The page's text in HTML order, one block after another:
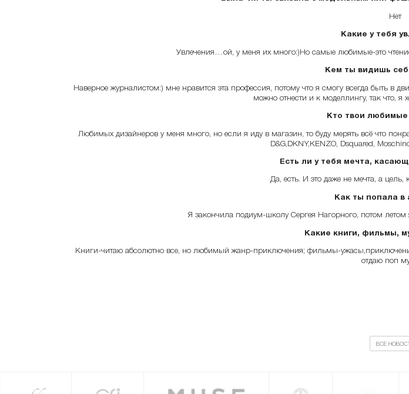
Нет
Какие у тебя
Увлечения…ой, у меня их много:)Но самые любимые-это
Кем ты видишь
Наверное журналистом:) мне нравится эта профессия, потому что я смогу всегда быть в
можно отнести и к моделлингу, так что,
Кто твои
Любимых дизайнеров у меня много, но если я иду в магазин, то буду мерять всё что
D&G,DKNY,KENZO, Dsquared,
Есть ли у тебя мечта,
Да, есть. И это даже не мечта, а
Как ты попала в
Я закончила подиум-школу Сергея Нагорного, потом
Какие книги, фильмы,
Книги-читаю абсолютно все, но любимый жанр-приключения; фильмы-
отдаю поп
ВСЕ